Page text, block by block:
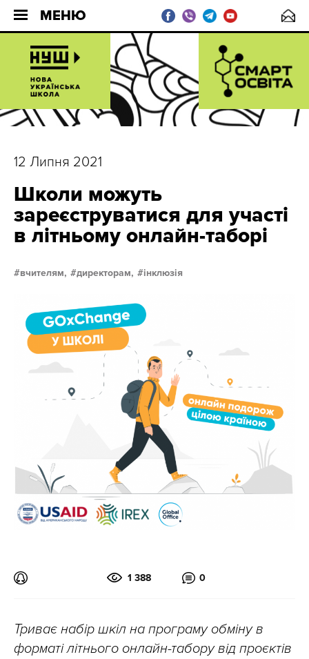
МЕНЮ
12 Липня 2021
Школи можуть
зареєструватися для участі
в літньому онлайн-таборі
вчителям, директорам, інклюзія
1 388 0
Триває набір шкіл на програму обміну в
форматі літнього онлайн-табору від проєктів